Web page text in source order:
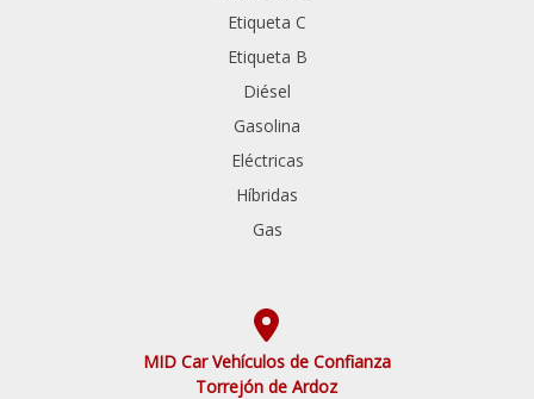
Etiqueta C
Etiqueta B
Diésel
Gasolina
Eléctricas
Híbridas
Gas
MID Car Vehículos de Confianza
Torrejón de Ardoz